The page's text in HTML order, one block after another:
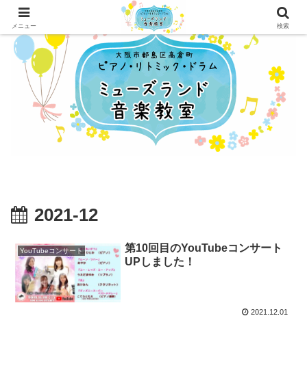
2021-12
YouTubeコンサート
第10回目のYouTubeコンサート
UPしました！
2021.12.01
メニュー 検索